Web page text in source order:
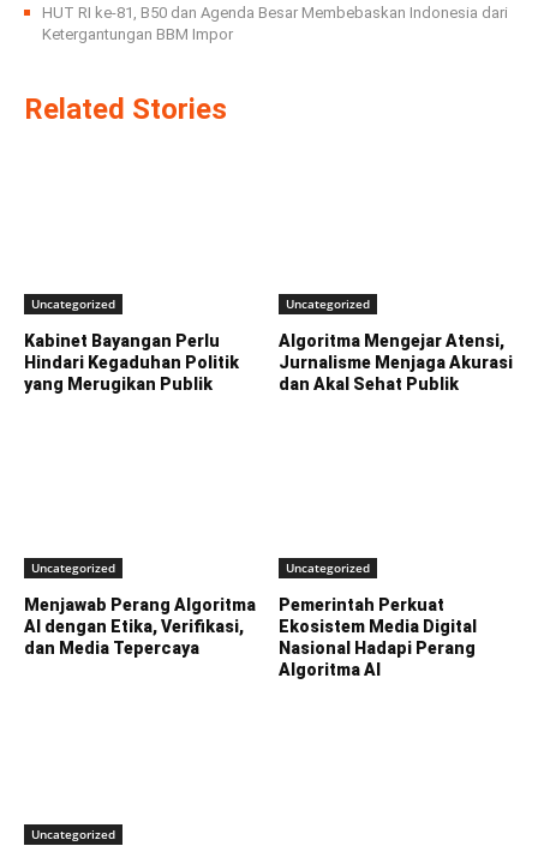
HUT RI ke-81, B50 dan Agenda Besar Membebaskan Indonesia dari
Ketergantungan BBM Impor
Related Stories
Uncategorized
Kabinet Bayangan Perlu
Hindari Kegaduhan Politik
yang Merugikan Publik
Uncategorized
Algoritma Mengejar Atensi,
Jurnalisme Menjaga Akurasi
dan Akal Sehat Publik
Uncategorized
Menjawab Perang Algoritma
AI dengan Etika, Verifikasi,
dan Media Tepercaya
Uncategorized
Pemerintah Perkuat
Ekosistem Media Digital
Nasional Hadapi Perang
Algoritma AI
Uncategorized